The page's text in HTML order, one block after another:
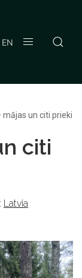
EN
mājas un citi prieki
citi
Latvia